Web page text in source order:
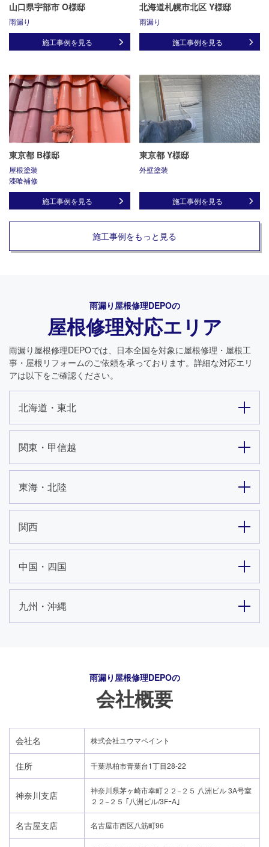
山口県宇部市 O様邸
雨漏り
施工事例を見る
北海道札幌市北区 Y様邸
雨漏り
施工事例を見る
東京都 B様邸
屋根塗装
漆喰補修
施工事例を見る
東京都 Y様邸
外壁塗装
施工事例を見る
施工事例をもっと見る
雨漏り屋根修理DEPOの
屋根修理対応エリア
雨漏り屋根修理DEPOでは、日本全国を対象に屋根修理・屋根工
事・屋根リフォームのご依頼を承っております。詳細な対応エリ
アは以下をご確認ください。
北海道・東北
関東・甲信越
東海・北陸
関西
中国・四国
九州・沖縄
雨漏り屋根修理DEPOの
会社概要
会社名 株式会社ユウマペイント
住所 千葉県柏市青葉台1丁目28-22
神奈川支店
神奈川県茅ヶ崎市幸町２２−２５ 八洲ビル 3A号室
２２−２５ ｢八洲ビル/3FｰA｣
名古屋支店 名古屋市西区八筋町96